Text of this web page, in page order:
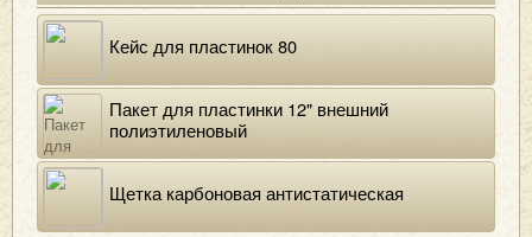
Кейс для пластинок 80
Пакет для пластинки 12" внешний
полиэтиленовый
Щетка карбоновая антистатическая